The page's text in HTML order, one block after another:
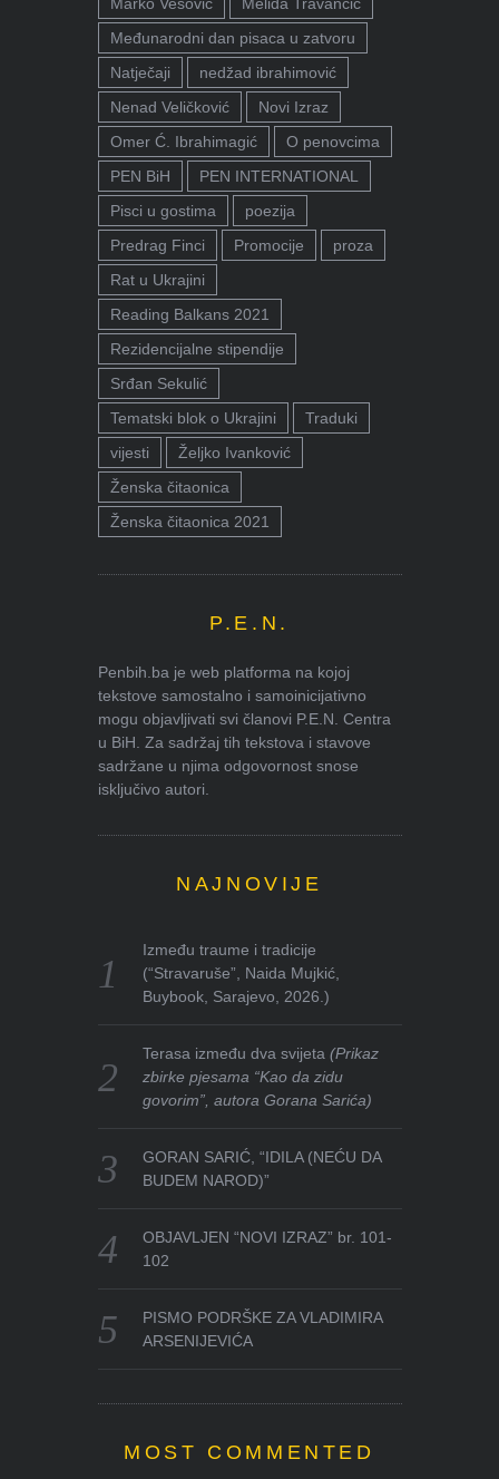
Marko Vešović
Melida Travančić
Međunarodni dan pisaca u zatvoru
Natječaji
nedžad ibrahimović
Nenad Veličković
Novi Izraz
Omer Ć. Ibrahimagić
O penovcima
PEN BiH
PEN INTERNATIONAL
Pisci u gostima
poezija
Predrag Finci
Promocije
proza
Rat u Ukrajini
Reading Balkans 2021
Rezidencijalne stipendije
Srđan Sekulić
Tematski blok o Ukrajini
Traduki
vijesti
Željko Ivanković
Ženska čitaonica
Ženska čitaonica 2021
P.E.N.
Penbih.ba je web platforma na kojoj
tekstove samostalno i samoinicijativno
mogu objavljivati svi članovi P.E.N. Centra
u BiH. Za sadržaj tih tekstova i stavove
sadržane u njima odgovornost snose
isključivo autori.
NAJNOVIJE
Između traume i tradicije
(“Stravaruše”, Naida Mujkić,
Buybook, Sarajevo, 2026.)
Terasa između dva svijeta(Prikaz
zbirke pjesama “Kao da zidu
govorim”, autora Gorana Sarića)
GORAN SARIĆ, “IDILA (NEĆU DA
BUDEM NAROD)”
OBJAVLJEN “NOVI IZRAZ” br. 101-
102
PISMO PODRŠKE ZA VLADIMIRA
ARSENIJEVIĆA
MOST COMMENTED